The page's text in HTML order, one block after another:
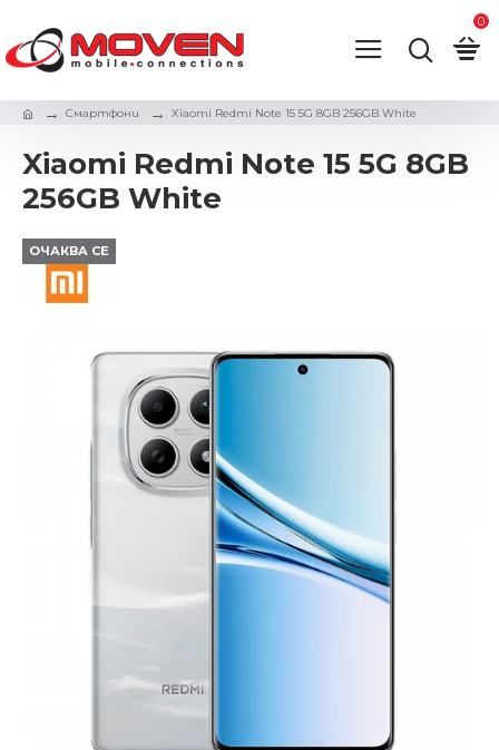
0
Смартфони Xiaomi Redmi Note 15 5G 8GB 256GB White
Xiaomi Redmi Note 15 5G 8GB
256GB White
ОЧАКВА СЕ